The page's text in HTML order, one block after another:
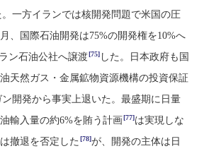
。一方イランでは核開発問題で米国の圧
、国際石油開発は75%の開発権を10%へ
ン石油公社へ譲渡[75] した。日本政府も国
天然ガス・金属鉱物資源機構の投資保証
ン開発から事実上退いた。最盛期に日量
輸入量の約6%を賄う計画[77]は実現しな
撤退を否定した [78]が、開発の主体は日